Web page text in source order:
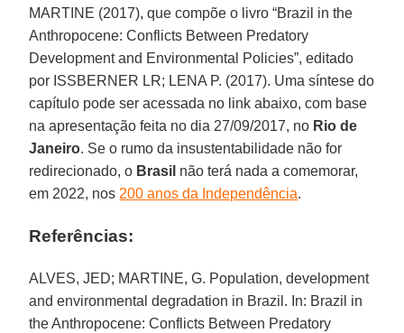
MARTINE (2017), que compõe o livro “Brazil in the
Anthropocene: Conflicts Between Predatory
Development and Environmental Policies”, editado
por ISSBERNER LR; LENA P. (2017). Uma síntese do
capítulo pode ser acessada no link abaixo, com base
na apresentação feita no dia 27/09/2017, no Rio de
Janeiro. Se o rumo da insustentabilidade não for
redirecionado, o Brasil não terá nada a comemorar,
em 2022, nos200 anos da Independência.
Referências:
ALVES, JED; MARTINE, G. Population, development
and environmental degradation in Brazil. In: Brazil in
the Anthropocene: Conflicts Between Predatory